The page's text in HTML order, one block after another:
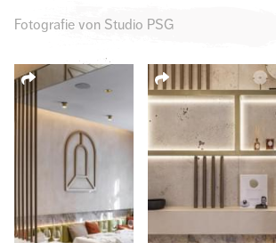
Fotografie von Studio PSG